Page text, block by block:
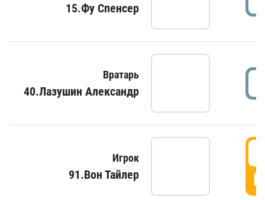
15.Фу Спенсер
Вратарь
40.Лазушин Александр
Игрок
91.Вон Тайлер